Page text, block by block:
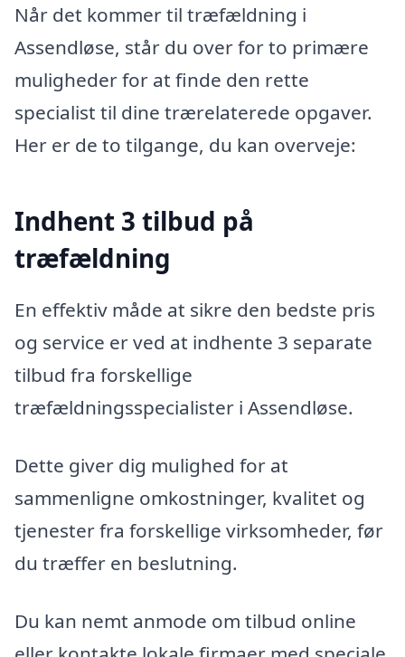
Når det kommer til træfældning i
Assendløse, står du over for to primære
muligheder for at finde den rette
specialist til dine trærelaterede opgaver.
Her er de to tilgange, du kan overveje:
Indhent 3 tilbud på
træfældning
En effektiv måde at sikre den bedste pris
og service er ved at indhente 3 separate
tilbud fra forskellige
træfældningsspecialister i Assendløse.
Dette giver dig mulighed for at
sammenligne omkostninger, kvalitet og
tjenester fra forskellige virksomheder, før
du træffer en beslutning.
Du kan nemt anmode om tilbud online